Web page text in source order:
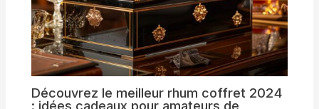
Découvrez le meilleur rhum coffret 2024
: idées cadeaux pour amateurs de